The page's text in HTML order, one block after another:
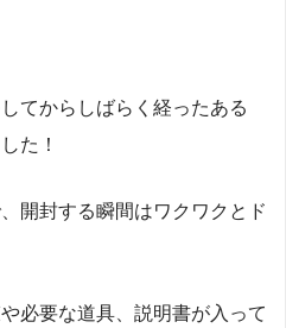
てからしばらく経ったある
た！
開封する瞬間はワクワクとド
必要な道具、説明書が入って